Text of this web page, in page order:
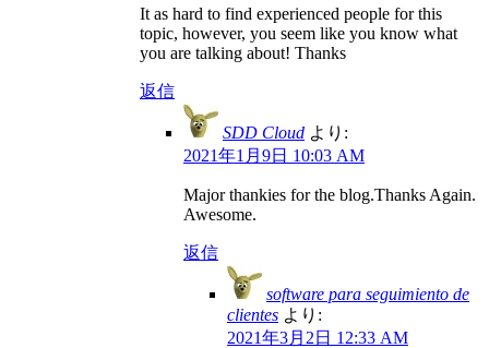
It as hard to find experienced people for this
topic, however, you seem like you know what
you are talking about! Thanks
返信
SDD Cloud より:
2021年1月9日 10:03 AM
Major thankies for the blog.Thanks Again.
Awesome.
返信
software para seguimiento de
clientes より:
2021年3月2日 12:33 AM